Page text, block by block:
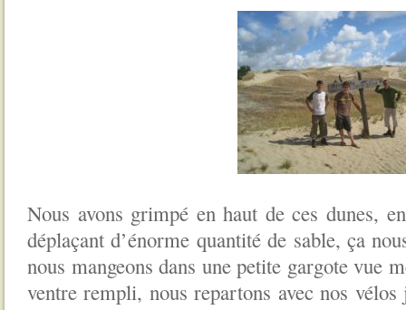
Nous avons grimpé en haut de ces dunes,
déplaçant d’énorme quantité de sable, ça
nous mangeons dans une petite gargote vue
ventre rempli, nous repartons avec nos